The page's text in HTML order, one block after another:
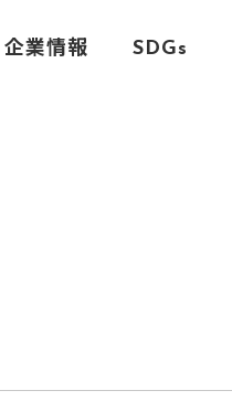
企業情報 SDGs